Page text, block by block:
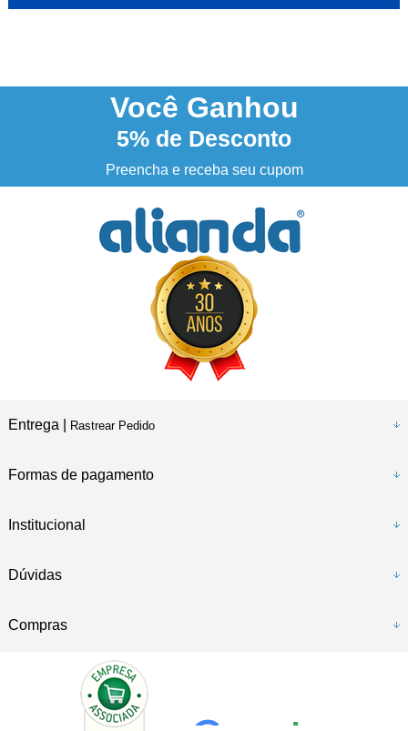
NOSSO INSTAGRAM @alianda_oficial
3% DESCONTO à vista no boleto ou pix
Você Ganhou
5% de Desconto
Preencha e receba seu cupom
Entrega | Rastrear Pedido
Formas de pagamento
Institucional
Dúvidas
Compras